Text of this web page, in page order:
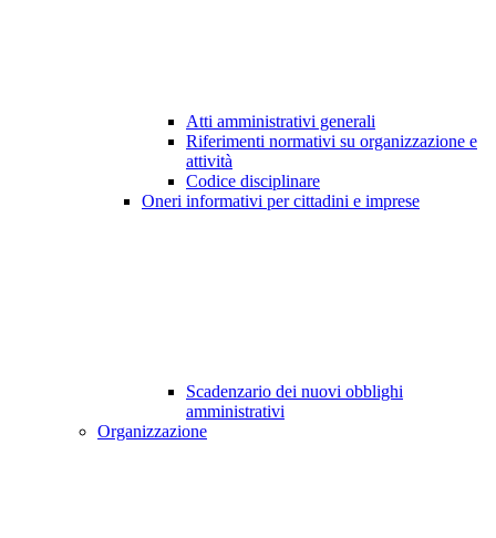
Atti amministrativi generali
Riferimenti normativi su organizzazione e
attività
Codice disciplinare
Oneri informativi per cittadini e imprese
Scadenzario dei nuovi obblighi
amministrativi
Organizzazione